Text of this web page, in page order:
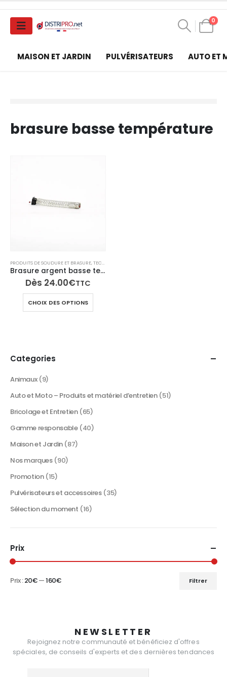
0
MAISON ET JARDIN PULVÉRISATEURS AUTO ET
brasure basse température
PRODUITS DE SOUDURE ET BRASURE,TECH N'FAST
Brasure argent basse température – FASTI’BRAZ
Dès 24.00€TTC
CHOIX DES OPTIONS
produit
choisies
page
Categories
Animaux (9)
Auto et Moto – Produits et matériel d’entretien (51)
Bricolage et Entretien (65)
Gamme responsable (40)
Maison et Jardin (87)
Nos marques (90)
Promotion (15)
Pulvérisateurs et accessoires (35)
Sélection du moment (16)
Prix
Filtrer
Prix :20€—160€
NEWSLETTER
Rejoignez notre communauté et bénéficiez d'offres
spéciales, de conseils d'experts et des dernières tendances